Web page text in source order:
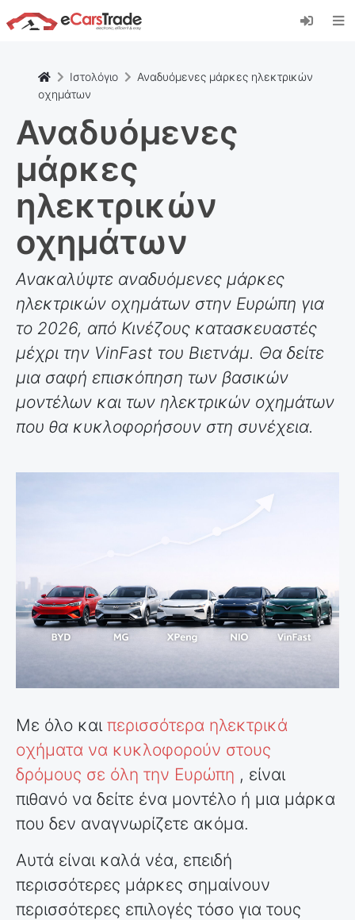
Εγκαταστήστε την εφαρμογή eCarsTrade web,
προσθέστε την στην Αρχική οθόνη σας και
Εγκαταστήστε το
Ακύρωση
Ιστολόγιο
Αναδυόμενες μάρκες ηλεκτρικών
οχημάτων
Αναδυόμενες
μάρκες
ηλεκτρικών
οχημάτων
Ανακαλύψτε αναδυόμενες μάρκες
ηλεκτρικών οχημάτων στην Ευρώπη για
το 2026, από Κινέζους κατασκευαστές
μέχρι την VinFast του Βιετνάμ. Θα δείτε
μια σαφή επισκόπηση των βασικών
μοντέλων και των ηλεκτρικών οχημάτων
που θα κυκλοφορήσουν στη συνέχεια.
Με όλο και περισσότερα ηλεκτρικά
οχήματα να κυκλοφορούν στους
δρόμους σε όλη την Ευρώπη , είναι
πιθανό να δείτε ένα μοντέλο ή μια μάρκα
που δεν αναγνωρίζετε ακόμα.
Αυτά είναι καλά νέα, επειδή
περισσότερες μάρκες σημαίνουν
περισσότερες επιλογές τόσο για τους